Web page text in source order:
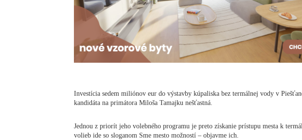
Investícia sedem miliónov eur do výstavby kúpaliska bez termálnej vody v
kandidáta na primátora Miloša Tamajku nešťastná.
Jednou z priorít jeho volebného programu je preto získanie prístupu mesta k
volieb ide so sloganom Sme mesto možností – objavme ich.